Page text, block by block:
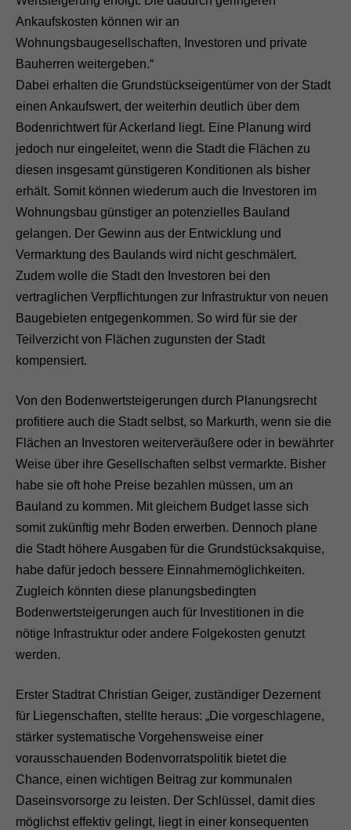
Ankaufskosten können wir an
Wohnungsbaugesellschaften, Investoren und private
Bauherren weitergeben.“
Dabei erhalten die Grundstückseigentümer von der Stadt
einen Ankaufswert, der weiterhin deutlich über dem
Bodenrichtwert für Ackerland liegt. Eine Planung wird
jedoch nur eingeleitet, wenn die Stadt die Flächen zu
diesen insgesamt günstigeren Konditionen als bisher
erhält. Somit können wiederum auch die Investoren im
Wohnungsbau günstiger an potenzielles Bauland
gelangen. Der Gewinn aus der Entwicklung und
Vermarktung des Baulands wird nicht geschmälert.
Zudem wolle die Stadt den Investoren bei den
vertraglichen Verpflichtungen zur Infrastruktur von neuen
Baugebieten entgegenkommen. So wird für sie der
Teilverzicht von Flächen zugunsten der Stadt
kompensiert.
Von den Bodenwertsteigerungen durch Planungsrecht
profitiere auch die Stadt selbst, so Markurth, wenn sie die
Flächen an Investoren weiterveräußere oder in bewährter
Weise über ihre Gesellschaften selbst vermarkte. Bisher
habe sie oft hohe Preise bezahlen müssen, um an
Bauland zu kommen. Mit gleichem Budget lasse sich
somit zukünftig mehr Boden erwerben. Dennoch plane
die Stadt höhere Ausgaben für die Grundstücksakquise,
habe dafür jedoch bessere Einnahmemöglichkeiten.
Zugleich könnten diese planungsbedingten
Bodenwertsteigerungen auch für Investitionen in die
nötige Infrastruktur oder andere Folgekosten genutzt
werden.
Erster Stadtrat Christian Geiger, zuständiger Dezernent
für Liegenschaften, stellte heraus: „Die vorgeschlagene,
stärker systematische Vorgehensweise einer
vorausschauenden Bodenvorratspolitik bietet die
Chance, einen wichtigen Beitrag zur kommunalen
Daseinsvorsorge zu leisten. Der Schlüssel, damit dies
möglichst effektiv gelingt, liegt in einer konsequenten